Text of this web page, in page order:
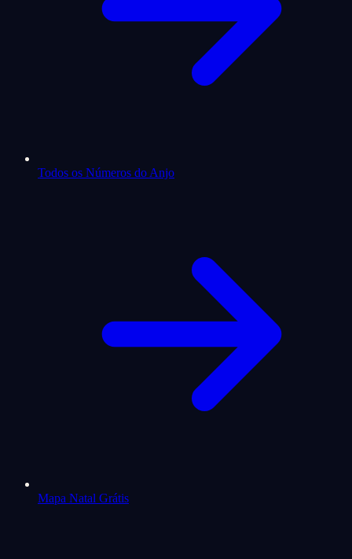
Todos os Números do Anjo
Mapa Natal Grátis